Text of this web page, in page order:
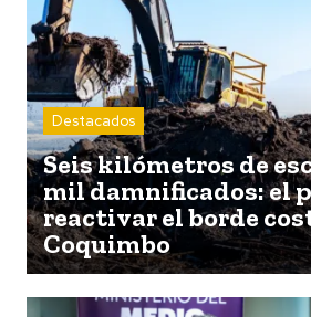
Destacados
Seis kilómetros de
mil damnificados: el
reactivar el borde
Coquimbo